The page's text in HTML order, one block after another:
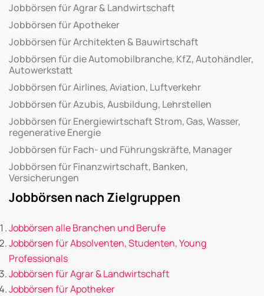
Jobbörsen für Agrar & Landwirtschaft
Jobbörsen für Apotheker
Jobbörsen für Architekten & Bauwirtschaft
Jobbörsen für die Automobilbranche, KfZ, Autohändler,
Autowerkstatt
Jobbörsen für Airlines, Aviation, Luftverkehr
Jobbörsen für Azubis, Ausbildung, Lehrstellen
Jobbörsen für Energiewirtschaft Strom, Gas, Wasser,
regenerative Energie
Jobbörsen für Fach- und Führungskräfte, Manager
Jobbörsen für Finanzwirtschaft, Banken,
Versicherungen
Jobbörsen nach Zielgruppen
Jobbörsen alle Branchen und Berufe
Jobbörsen für Absolventen, Studenten, Young
Professionals
Jobbörsen für Agrar & Landwirtschaft
Jobbörsen für Apotheker